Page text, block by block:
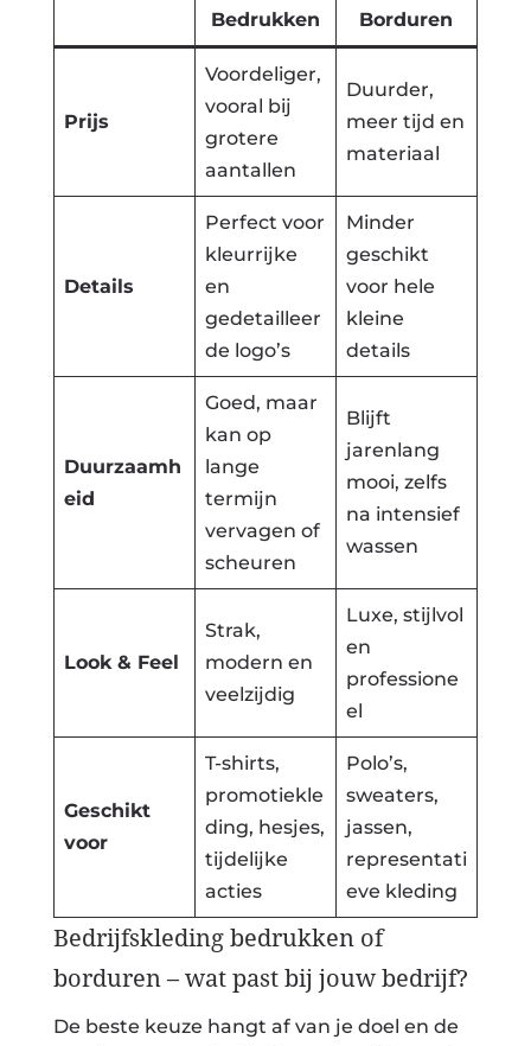
Bedrukken Borduren
Prijs
Voordeliger,
vooral bij
grotere
aantallen
Duurder,
meer tijd en
materiaal
Details
Perfect voor
kleurrijke
en
gedetailleer
de logo’s
Minder
geschikt
voor hele
kleine
details
Duurzaamh
eid
Goed, maar
kan op
lange
termijn
vervagen of
scheuren
Blijft
jarenlang
mooi, zelfs
na intensief
wassen
Look & Feel
Strak,
modern en
veelzijdig
Luxe, stijlvol
en
professione
el
Geschikt
voor
T-shirts,
promotiekle
ding, hesjes,
tijdelijke
acties
Polo’s,
sweaters,
jassen,
representati
eve kleding
Bedrijfskleding bedrukken of
borduren – wat past bij jouw bedrijf?
De beste keuze hangt af van je doel en de